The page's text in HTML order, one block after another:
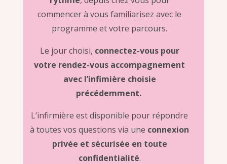
commencer à vous familiarisez avec le
programme et votre parcours.
Le jour choisi, connectez-vous pour
votre rendez-vous accompagnement
avec l’infimière choisie
précédemment.
L’infirmière est disponible pour répondre
à toutes vos questions via une connexion
privée et sécurisée en toute
confidentialité.